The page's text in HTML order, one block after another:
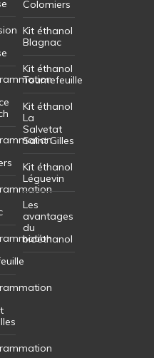
Colomiers
Kit éthanol
Blagnac
Kit éthanol
Tournefeuille
Kit éthanol
La
Salvetat
Saint Gilles
Kit éthanol
Léguevin
Les
avantages
du
bioéthanol